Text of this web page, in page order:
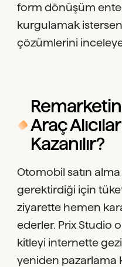
form dönüşüm
kurgulamak
çözümlerini
Araç
Kazanılır?
Otomobil satın
gerektirdiği için
ziyarette hemen
ederler. Prix Studio
kitleyi internette
yeniden pazarlama